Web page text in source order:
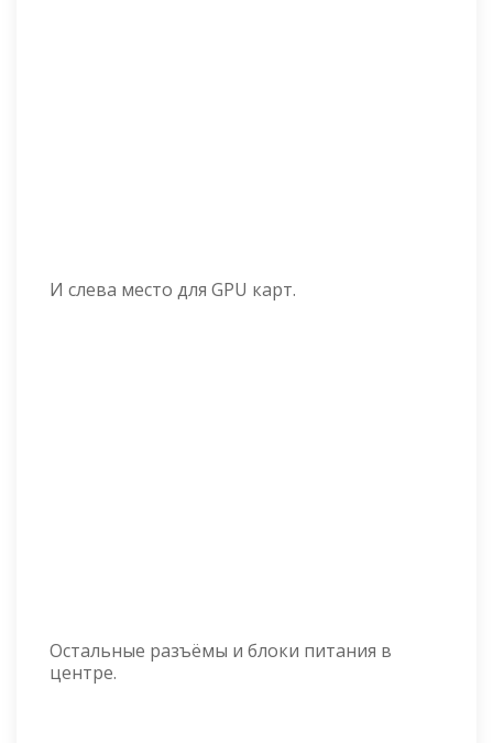
И слева место для GPU карт.
Остальные разъёмы и блоки питания в
центре.